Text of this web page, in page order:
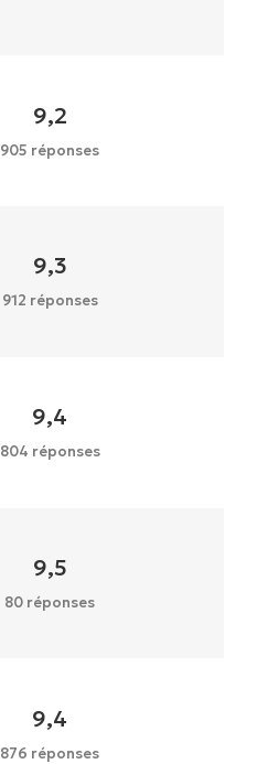
9,2
905 réponses
9,3
912 réponses
9,4
804 réponses
9,5
80 réponses
9,4
876 réponses